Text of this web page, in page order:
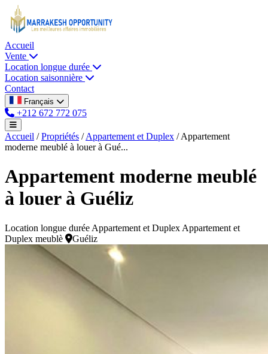
Accueil
Vente
Location longue durée
Location saisonnière
Contact
Français
+212 672 772 075
Accueil / Propriétés / Appartement et Duplex / Appartement
moderne meublé à louer à Gué...
Appartement moderne meublé
à louer à Guéliz
Location longue durée Appartement et Duplex Appartement et
Duplex meublè
Guéliz